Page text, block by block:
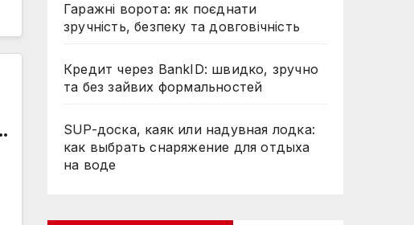
Гаражні ворота: як поєднати
зручність, безпеку та довговічність
Кредит через BankID: швидко, зручно
та без зайвих формальностей
SUP-доска, каяк или надувная лодка:
как выбрать снаряжение для отдыха
на воде